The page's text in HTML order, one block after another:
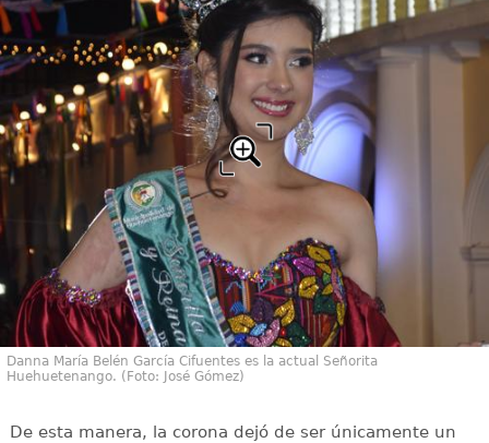
Danna María Belén García Cifuentes es la actual Señorita
Huehuetenango. (Foto: José Gómez)
De esta manera, la corona dejó de ser únicamente un